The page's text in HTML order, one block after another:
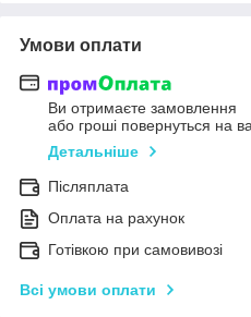
Умови оплати
Ви отримаєте замовлення
або гроші повернуться на
Детальніше
Післяплата
Оплата на рахунок
Готівкою при самовивозі
Всі умови оплати